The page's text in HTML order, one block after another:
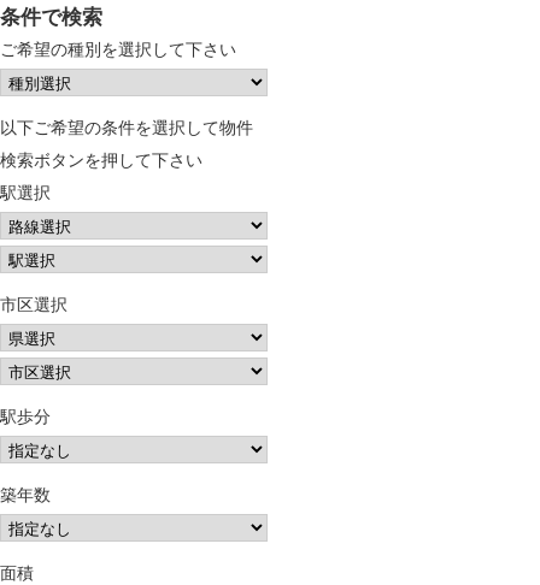
条件で検索
ご希望の種別を選択して下さい
以下ご希望の条件を選択して物件
検索ボタンを押して下さい
駅選択
市区選択
駅歩分
築年数
面積